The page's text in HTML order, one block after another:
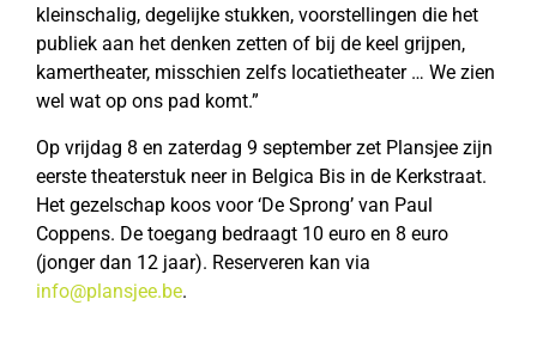
kleinschalig, degelijke stukken, voorstellingen die het
publiek aan het denken zetten of bij de keel grijpen,
kamertheater, misschien zelfs locatietheater … We zien
wel wat op ons pad komt.”
Op vrijdag 8 en zaterdag 9 september zet Plansjee zijn
eerste theaterstuk neer in Belgica Bis in de Kerkstraat.
Het gezelschap koos voor ‘De Sprong’ van Paul
Coppens. De toegang bedraagt 10 euro en 8 euro
(jonger dan 12 jaar). Reserveren kan via
info@plansjee.be.